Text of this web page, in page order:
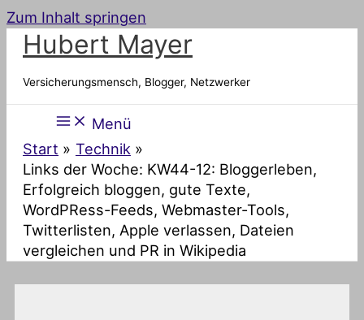
Zum Inhalt springen
Hubert Mayer
Versicherungsmensch, Blogger, Netzwerker
Menü
Start
Technik
Links der Woche: KW44-12: Bloggerleben,
Erfolgreich bloggen, gute Texte,
WordPRess-Feeds, Webmaster-Tools,
Twitterlisten, Apple verlassen, Dateien
vergleichen und PR in Wikipedia